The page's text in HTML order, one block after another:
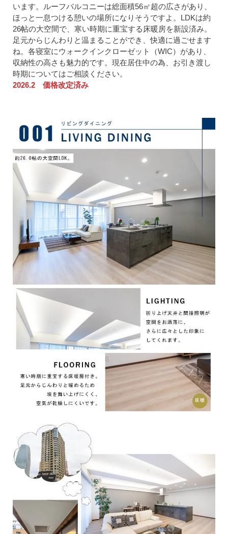
います。ルーフバルコニーは総面積56㎡超の広さがあり、
ほっと一息つける憩いの場所になりそうですよ。LDKは約
26帖の大空間で、寒い時期に重宝する床暖房を新設済み。
足元からじんわりと温まることができ、快適に過ごせます
ね。各寝室にウォークインクローゼット（WIC）があり、
収納性の高さも魅力的です。現在居住中の為、お引き渡し
時期についてはご相談ください。
2026.2 価格改定済み